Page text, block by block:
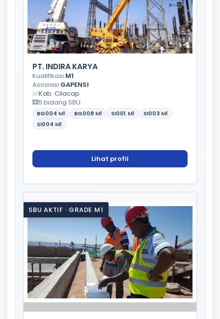
PT. INDIRA KARYA
Kualifikasi:M1
Asosiasi:GAPENSI
Kab. Cilacap
5 bidang SBU
BG004 M1 BG008 M1 SI001 M1 SI003 M1
SI004 M1
Lihat profil
SBU AKTIF · GRADE M1